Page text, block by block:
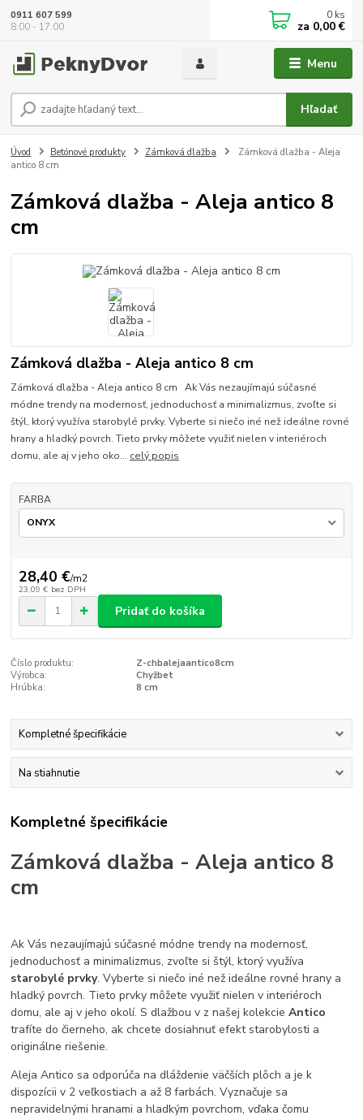
Menu
Hľadať
0911 607 599
8:00 - 17:00
0 ks
za 0,00 €
Úvod Betónové produkty Zámková dlažba
Zámková dlažba - Aleja
antico 8 cm
Zámková dlažba - Aleja antico 8
cm
Zámková dlažba - Aleja antico 8 cm
Zámková dlažba - Aleja antico 8 cm Ak Vás nezaujímajú súčasné
módne trendy na modernosť, jednoduchosť a minimalizmus, zvoľte si
štýl, ktorý využíva starobylé prvky. Vyberte si niečo iné než ideálne rovné
hrany a hladký povrch. Tieto prvky môžete využiť nielen v interiéroch
domu, ale aj v jeho oko... celý popis
FARBA
28,40 €/m2
23,09 € bez DPH
Pridať do košíka
Číslo produktu:
Z-chbalejaantico8cm
Výrobca:
Chyžbet
Hrúbka:
8 cm
Kompletné špecifikácie
Na stiahnutie
Kompletné špecifikácie
Zámková dlažba - Aleja antico 8
cm
Ak Vás nezaujímajú súčasné módne trendy na modernosť,
jednoduchosť a minimalizmus, zvoľte si štýl, ktorý využíva
starobylé prvky. Vyberte si niečo iné než ideálne rovné hrany a
hladký povrch. Tieto prvky môžete využiť nielen v interiéroch
domu, ale aj v jeho okolí. S dlažbou v z našej kolekcieAntico
trafíte do čierneho, ak chcete dosiahnuť efekt starobylosti a
originálne riešenie.
Aleja Antico sa odporúča na dláždenie väčších plôch a je k
dispozícii v 2 veľkostiach a až 8 farbách. Vyznačuje sa
nepravidelnými hranami a hladkým povrchom, vďaka čomu